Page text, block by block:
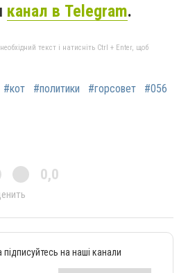
канал в Telegram.
текст і натисніть Ctrl + Enter, щоб
#кот #политики #горсовет #056
0,0
на наші канали